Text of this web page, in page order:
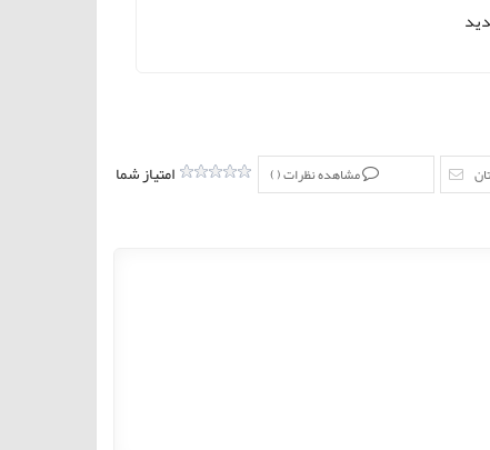
امتیاز شما مشاهده نظرات ()